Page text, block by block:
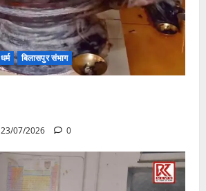
धर्म बिलासपुर संभाग
23/07/2026 0